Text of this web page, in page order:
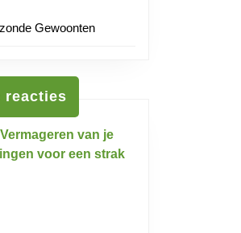
Gewoonten
reacties
Vermageren van je
voor een strak